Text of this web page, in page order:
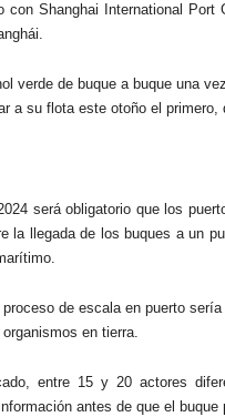
Shanghai International
verde de buque a buque una
a su flota este otoño el
será obligatorio que los
la llegada de los buques a un
de escala en puerto
en tierra.
entre 15 y 20 actores
antes de que el buque